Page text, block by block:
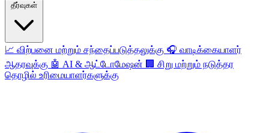
தீர்வுகள்
📈 விற்பனை மற்றும் சந்தைப்படுத்தலுக்கு 🎧 வாடிக்கையாளர்
ஆதரவுக்கு 🤖 AI & ஆட்டோமேஷன் 🏢 சிறு மற்றும் நடுத்தர
தொழில் உரிமையாளர்களுக்கு